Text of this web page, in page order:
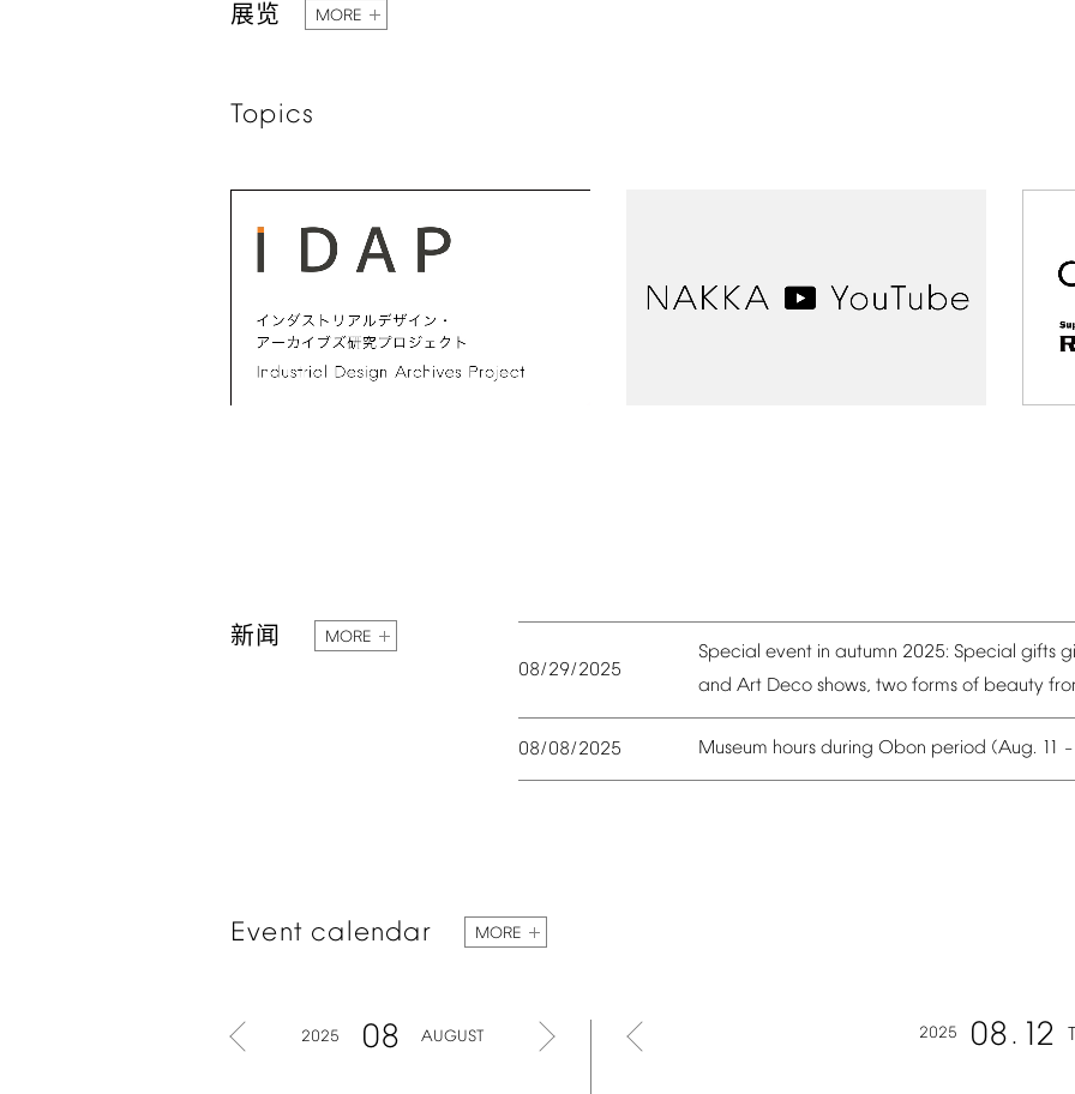
展览 MORE
Topics
新闻 MORE
08/29/2025
Special event in autumn 2025: Special gifts
and Art Deco shows, two forms of beauty
08/08/2025 Museum hours during Obon period (Aug. 11
Event calendar MORE
2025 08 AUGUST 2025 08 12